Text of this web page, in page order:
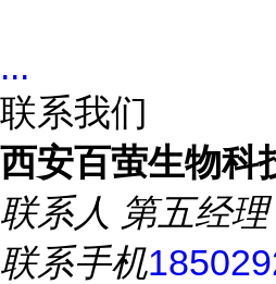
...
联系我们
西安百萤生物科
联系人 第五经理
联系手机